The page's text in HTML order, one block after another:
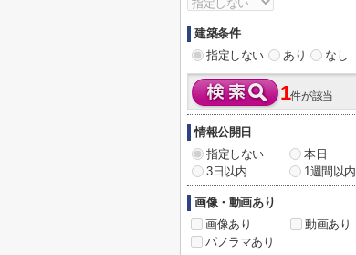
建築条件
指定しない
あり なし
1件が該当
情報公開日
指定しない
本日
3日以内
1週間以内
画像・動画あり
画像あり
動画あり
パノラマあり